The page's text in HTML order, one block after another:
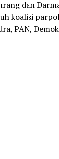
dan
koalisi
PAN,